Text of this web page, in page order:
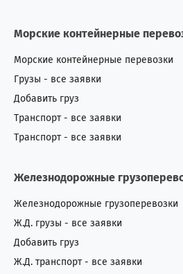
Морские контейнерные
Морские контейнерные перевозки
Грузы - все заявки
Добавить груз
Транспорт - все заявки
Транспорт - все заявки
Железнодорожные
Железнодорожные грузоперевозки
Ж.Д. грузы - все заявки
Добавить груз
Ж.Д. транспорт - все заявки